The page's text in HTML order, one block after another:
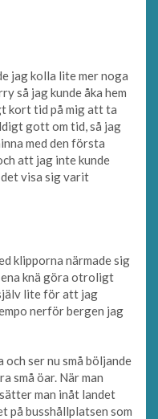
jag kolla lite mer noga
så jag kunde åka hem
kort tid på mig att ta
gott om tid, så jag
med den första
att jag inte kunde
visa sig varit
klipporna närmade sig
knä göra otroligt
lite för att jag
nerför bergen jag
ser nu små böljande
små öar. När man
man inåt landet
på busshållplatsen som